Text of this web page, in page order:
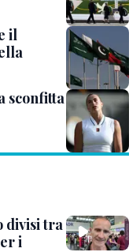
il
sconfitta
divisi tra
i